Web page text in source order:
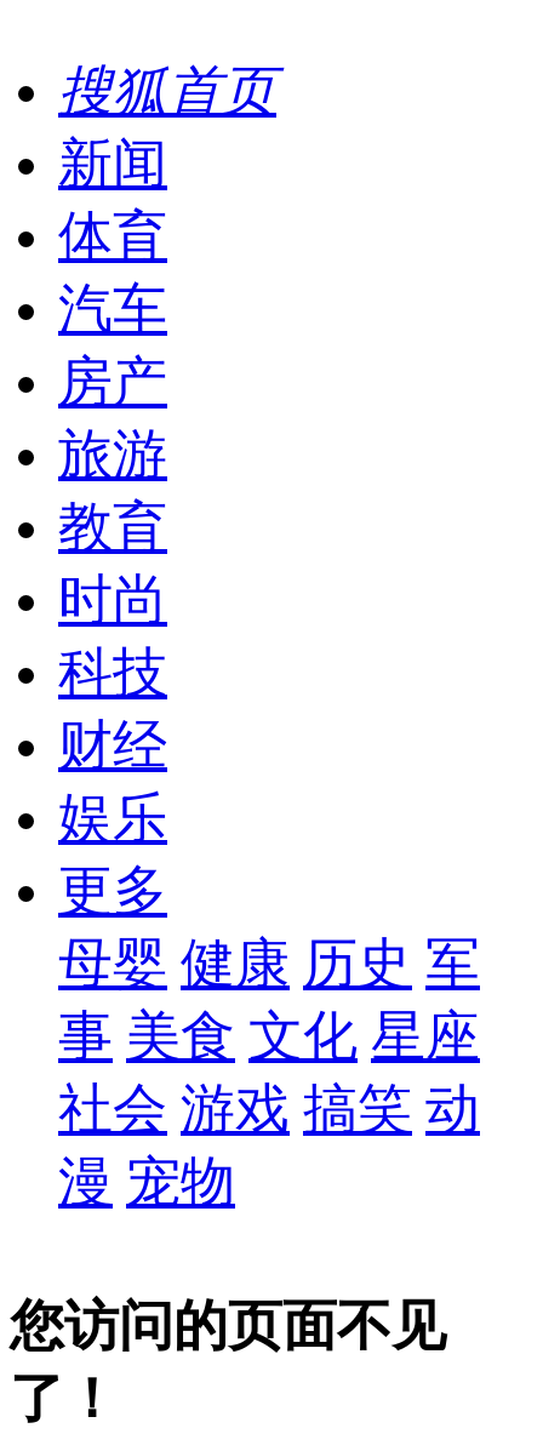
搜狐首页
新闻
体育
汽车
房产
旅游
教育
时尚
科技
财经
娱乐
更多
母婴 健康 历史 军
事 美食 文化 星座
社会 游戏 搞笑 动
漫 宠物
您访问的页面不见
了！